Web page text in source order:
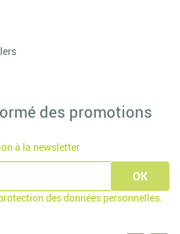
des promotions
à la newsletter
des données personnelles.